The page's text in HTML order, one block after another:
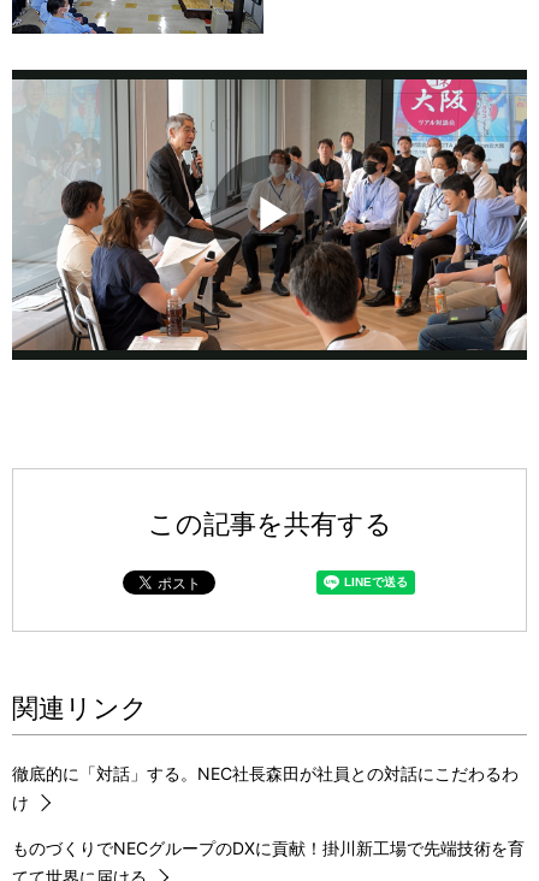
P
a
y
V
i
この記事を共有する
関連リンク
徹底的に「対話」する。NEC社長森田が社員との対話にこだわるわ
け
ものづくりでNECグループのDXに貢献！掛川新工場で先端技術を育
てて世界に届ける